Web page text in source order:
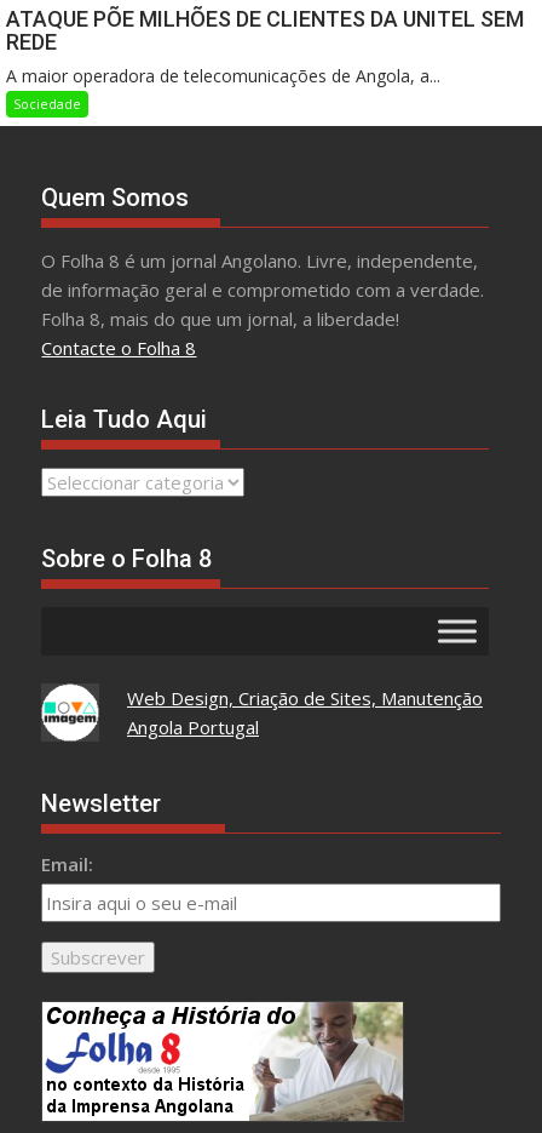
ATAQUE PÕE MILHÕES DE CLIENTES DA UNITEL SEM
REDE
A maior operadora de telecomunicações de Angola, a...
Sociedade
Quem Somos
O Folha 8 é um jornal Angolano. Livre, independente,
de informação geral e comprometido com a verdade.
Folha 8, mais do que um jornal, a liberdade!
Contacte o Folha 8
Leia Tudo Aqui
Leia
Sobre o Folha 8
Web Design, Criação de Sites, Manutenção
Angola Portugal
Newsletter
Email: